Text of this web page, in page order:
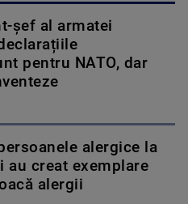
șef al armatei
pentru NATO, dar
alergice la
au creat exemplare
alergii